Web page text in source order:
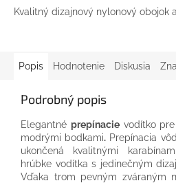
Kvalitný dizajnový nylonový obojok
Popis Hodnotenie Diskusia
Podrobný popis
Elegantné prepínacievodítko pre
modrými bodkami. Prepínacia
ukončená kvalitnými
hrúbke vodítka s jedinečným
Vďaka trom pevným zváraným